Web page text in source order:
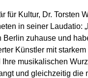
für Kultur, Dr. Torsten
in seiner Laudatio:
Berlin zuhause und
Künstler mit
Ihre musikalischen
und gleichzeitig die